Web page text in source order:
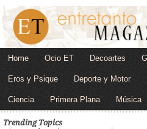
Home Ocio ET Decoartes
Eros y Psique Deporte y Motor
Ciencia Primera Plana Música
Trending Topics